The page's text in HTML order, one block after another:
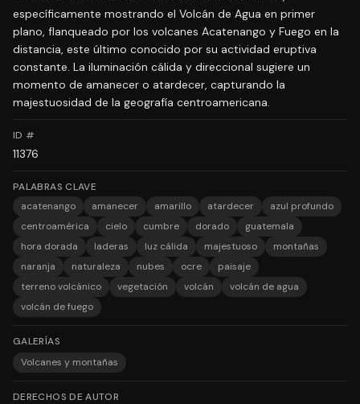
específicamente mostrando el Volcán de Agua en primer
plano, flanqueado por los volcanes Acatenango y Fuego en la
distancia, este último conocido por su actividad eruptiva
constante. La iluminación cálida y direccional sugiere un
momento de amanecer o atardecer, capturando la
majestuosidad de la geografía centroamericana.
ID #
11376
PALABRAS CLAVE
acatenango
amanecer amarillo atardecer
azul profundo
centroamérica
cielo cumbre dorado
guatemala
hora dorada
laderas luz cálida majestuoso
montañas
naranja
naturaleza nubes ocre
paisaje
terreno volcánico
vegetación volcán
volcán de agua
volcán de fuego
GALERÍAS
Volcanes y montañas
DERECHOS DE AUTOR